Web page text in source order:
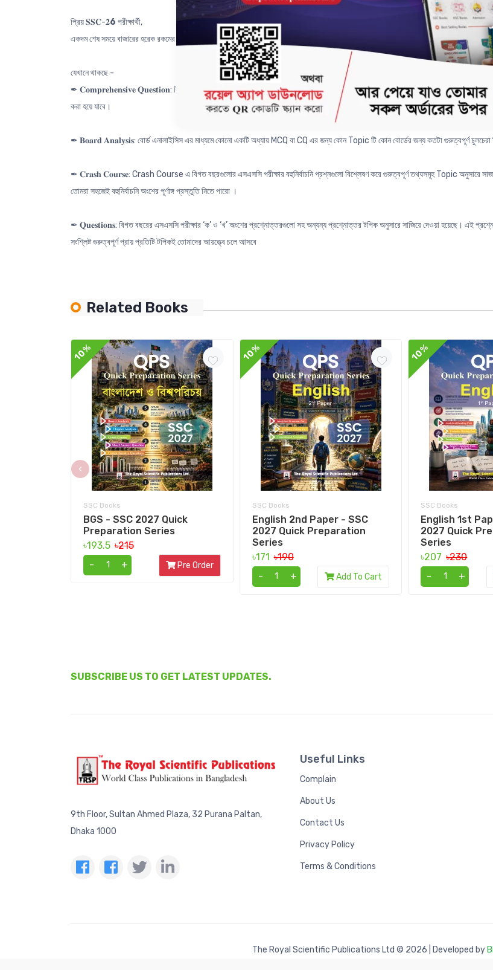
প্রিয় 𝐒𝐒𝐂-𝟐6 পরীক্ষার্থী,
একদম শেষ সময়ে বাজারের হরেক রকমের টেস্ট পেপারের হাজার হাজার প্রশ্নের ভীড়ে দিকভ্রান্ত না হয়ে স্বল্প সময়ে গোছানো ও পূর্ণাঙ্গ প্রিপারেশন এর জন্য
যেখানে থাকছে -
✒ 𝐂𝐨𝐦𝐩𝐫𝐞𝐡𝐞𝐧𝐬𝐢𝐯𝐞 𝐐𝐮𝐞𝐬𝐭𝐢𝐨𝐧: বিগত বছরের প্রশ্নগুলো Analysis করে তৈরি করা প্রতিটি অধ্যায়ের ২-৩ টি CQ যা অনুশীলনের মাধ্যমে পুরো
করা হয়ে যাবে।
✒ 𝐁𝐨𝐚𝐫𝐝 𝐀𝐧𝐚𝐥𝐲𝐬𝐢𝐬: বোর্ড এনালাইসিস এর মাধ্যমে কোনো একটি অধ্যায় MCQ বা CQ এর জন্য কোন Topic টি কোন বোর্ডের জন্য কতটা গুরুত্বপূর্ণ চুলচেরা
✒ 𝐂𝐫𝐚𝐬𝐡 𝐂𝐨𝐮𝐫𝐬𝐞: Crash Course এ বিগত বছরগুলোর এসএসসি পরীক্ষার বহুনির্বাচনি প্রশ্নগুলো বিশ্লেষণ করে গুরুত্বপূর্ণ তথ্যসমূহ Topic অনুসারে
তোমরা সহজেই বহুনির্বাচনি অংশের পূর্ণাঙ্গ প্রস্তুতি নিতে পারো ।
✒ 𝐐𝐮𝐞𝐬𝐭𝐢𝐨𝐧𝐬: বিগত বছরের এসএসসি পরীক্ষার ‘ক’ ও ‘খ’ অংশের প্রশ্নোত্তরগুলো সহ অন্যন্য প্রশ্নোত্তর টপিক অনুসারে সাজিয়ে দেওয়া হয়েছে। এই
সংশ্লিষ্ট গুরুত্বপূর্ণ প্রায় প্রতিটি টপিকই তোমাদের আয়ত্ত্বে চলে আসবে
Related Books
10%
SSC Books
BGS - SSC 2027 Quick
Preparation Series
৳193.5 ৳215
-
+ Pre Order
10%
SSC Books
English 2nd Paper - SSC
2027 Quick Preparation
Series
৳171 ৳190
-
+ Add To Cart
10%
SSC Books
English 1st
2027 Quick
Series
৳207 ৳230
-
+
‹
SUBSCRIBE US TO GET LATEST UPDATES.
9th Floor, Sultan Ahmed Plaza, 32 Purana Paltan,
Dhaka 1000
Useful Links
Complain
About Us
Contact Us
Privacy Policy
Terms & Conditions
The Royal Scientific Publications Ltd © 2026 | Developed by